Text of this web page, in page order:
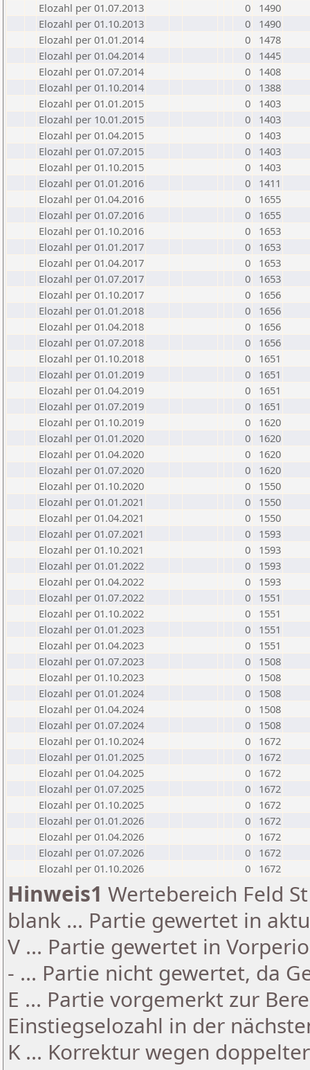
Elozahl per 01.07.2013
0
1490
Elozahl per 01.10.2013
0
1490
Elozahl per 01.01.2014
0
1478
Elozahl per 01.04.2014
0
1445
Elozahl per 01.07.2014
0
1408
Elozahl per 01.10.2014
0
1388
Elozahl per 01.01.2015
0
1403
Elozahl per 10.01.2015
0
1403
Elozahl per 01.04.2015
0
1403
Elozahl per 01.07.2015
0
1403
Elozahl per 01.10.2015
0
1403
Elozahl per 01.01.2016
0
1411
Elozahl per 01.04.2016
0
1655
Elozahl per 01.07.2016
0
1655
Elozahl per 01.10.2016
0
1653
Elozahl per 01.01.2017
0
1653
Elozahl per 01.04.2017
0
1653
Elozahl per 01.07.2017
0
1653
Elozahl per 01.10.2017
0
1656
Elozahl per 01.01.2018
0
1656
Elozahl per 01.04.2018
0
1656
Elozahl per 01.07.2018
0
1656
Elozahl per 01.10.2018
0
1651
Elozahl per 01.01.2019
0
1651
Elozahl per 01.04.2019
0
1651
Elozahl per 01.07.2019
0
1651
Elozahl per 01.10.2019
0
1620
Elozahl per 01.01.2020
0
1620
Elozahl per 01.04.2020
0
1620
Elozahl per 01.07.2020
0
1620
Elozahl per 01.10.2020
0
1550
Elozahl per 01.01.2021
0
1550
Elozahl per 01.04.2021
0
1550
Elozahl per 01.07.2021
0
1593
Elozahl per 01.10.2021
0
1593
Elozahl per 01.01.2022
0
1593
Elozahl per 01.04.2022
0
1593
Elozahl per 01.07.2022
0
1551
Elozahl per 01.10.2022
0
1551
Elozahl per 01.01.2023
0
1551
Elozahl per 01.04.2023
0
1551
Elozahl per 01.07.2023
0
1508
Elozahl per 01.10.2023
0
1508
Elozahl per 01.01.2024
0
1508
Elozahl per 01.04.2024
0
1508
Elozahl per 01.07.2024
0
1508
Elozahl per 01.10.2024
0
1672
Elozahl per 01.01.2025
0
1672
Elozahl per 01.04.2025
0
1672
Elozahl per 01.07.2025
0
1672
Elozahl per 01.10.2025
0
1672
Elozahl per 01.01.2026
0
1672
Elozahl per 01.04.2026
0
1672
Elozahl per 01.07.2026
0
1672
Elozahl per 01.10.2026
0 1672
Hinweis1 Wertebereich Feld
blank ... Partie gewertet in
V ... Partie gewertet in
- ... Partie nicht gewertet, da
E ... Partie vorgemerkt zur
Einstiegselozahl in der
K ... Korrektur wegen